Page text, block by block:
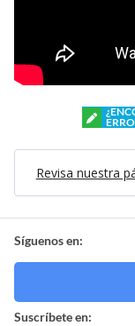
Revisa nuestra
Síguenos en:
Suscríbete en: